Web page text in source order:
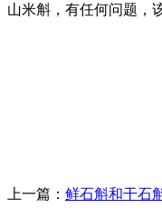
山米斛，有任何问题，
上一篇： 鲜石斛和干石